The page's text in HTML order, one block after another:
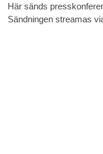
Här sänds
Sändningen streamas